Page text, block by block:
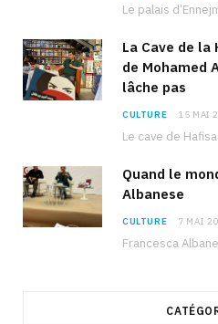
La Cave de
de Mohamed
lâche pas
CULTURE 15 MAI
Quand le
Albanese
CULTURE 7 MAI